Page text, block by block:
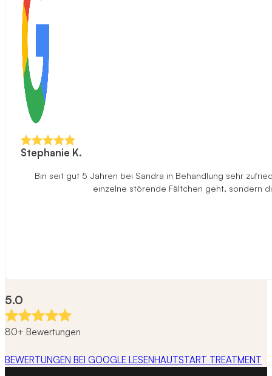
Stephanie K.
Bin seit gut 5 Jahren bei Sandra in Behandlung sehr
einzelne störende Fältchen geht, sondern
5.0
80+ Bewertungen
BEWERTUNGEN BEI GOOGLE LESEN HAUTSTART TREATMENT